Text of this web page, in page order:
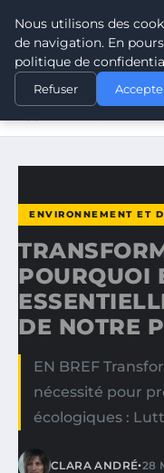
CLIMATE
ACCUEIL
TRANSFORMATION
ENVIRONNEMENT ET
POURQUOI
DE NOTRE
EN BREF
nécessité pour
écologiques :
CLARA ANDRÉ•28
Nous utilisons des
de navigation. En
politique de
Refuser